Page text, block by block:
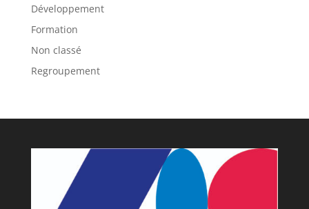
Développement
Formation
Non classé
Regroupement